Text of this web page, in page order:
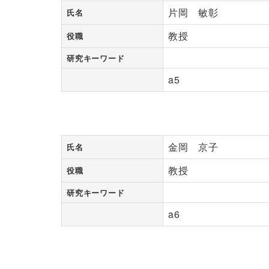
氏名 片岡 敏彰
役職 教授
研究キーワード
a5
氏名 金岡 京子
役職 教授
研究キーワード
a6